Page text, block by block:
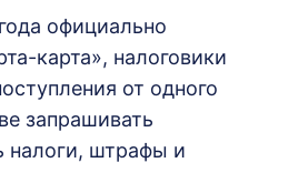
официально
карта», налоговики
от одного
запрашивать
налоги, штрафы и